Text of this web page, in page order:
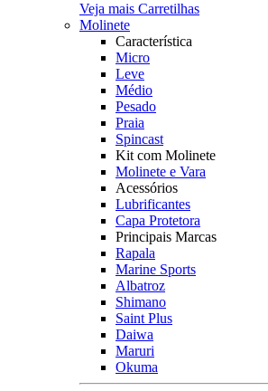
Veja mais Carretilhas
Molinete
Característica
Micro
Leve
Médio
Pesado
Praia
Spincast
Kit com Molinete
Molinete e Vara
Acessórios
Lubrificantes
Capa Protetora
Principais Marcas
Rapala
Marine Sports
Albatroz
Shimano
Saint Plus
Daiwa
Maruri
Okuma